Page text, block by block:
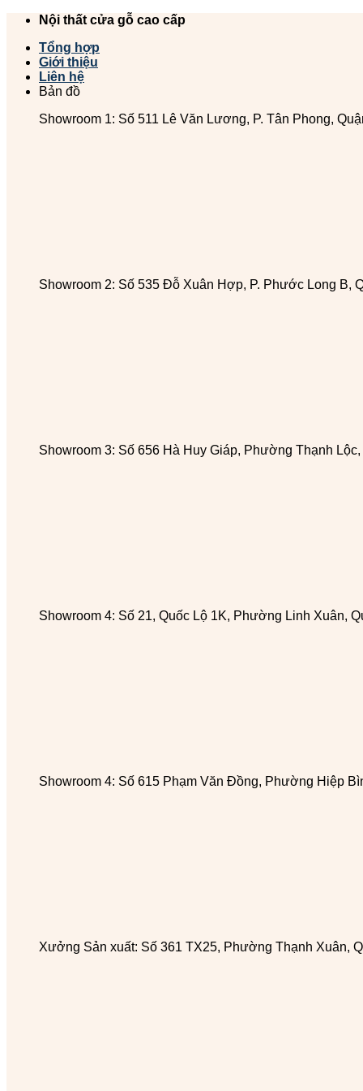
Chuyển
dung
Nội thất cửa gỗ cao cấp
Tổng hợp
Giới thiệu
Liên hệ
Bản đồ
Showroom 1: Số 511 Lê Văn Lương, P. Tân Phong,
Showroom 2: Số 535 Đỗ Xuân Hợp, P. Phước Long B,
Showroom 3: Số 656 Hà Huy Giáp, Phường Thạnh Lộc,
Showroom 4: Số 21, Quốc Lộ 1K, Phường Linh Xuân,
Showroom 4: Số 615 Phạm Văn Đồng, Phường Hiệp
Xưởng Sản xuất: Số 361 TX25, Phường Thạnh Xuân,